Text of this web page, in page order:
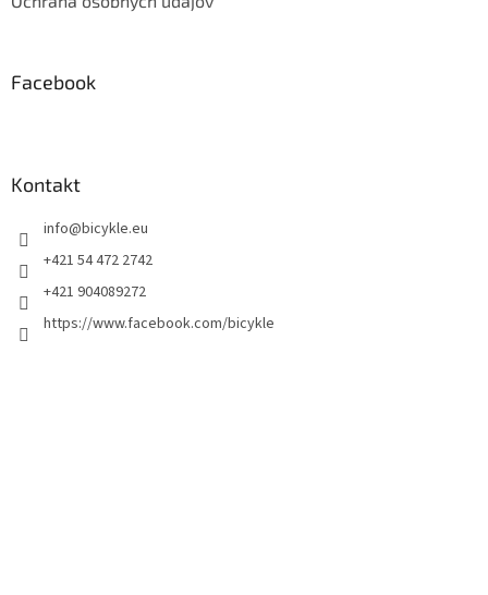
Facebook
Kontakt
info@bicykle.eu
+421 54 472 2742
+421 904089272
https://www.facebook.com/bicykle